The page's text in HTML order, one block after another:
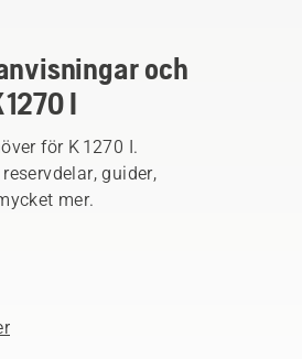
och
I
för K 1270 I.
guider,
mer.